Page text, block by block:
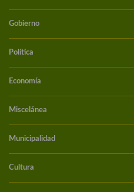
Gobierno
Política
Economía
Miscelánea
Municipalidad
Cultura